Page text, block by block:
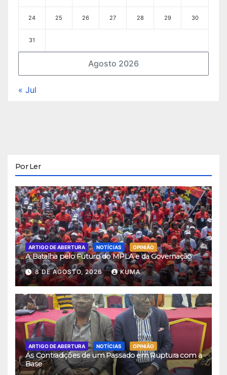
Agosto 2026
24 25 26 27 28 29 30
31
« Jul
Por Ler
ARTIGO DE ABERTURA NOTÍCIAS OPINIÃO
A Batalha pelo Futuro do MPLA e da Governação
8 DE AGOSTO, 2026 KUMA
ARTIGO DE ABERTURA NOTÍCIAS OPINIÃO
As Contradições de um Passado em Ruptura com a
Base